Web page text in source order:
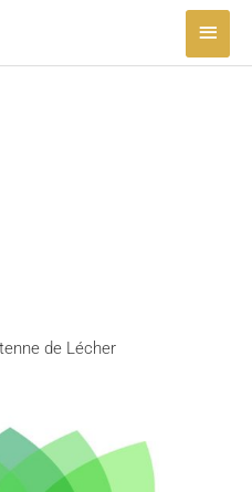
de Lécher